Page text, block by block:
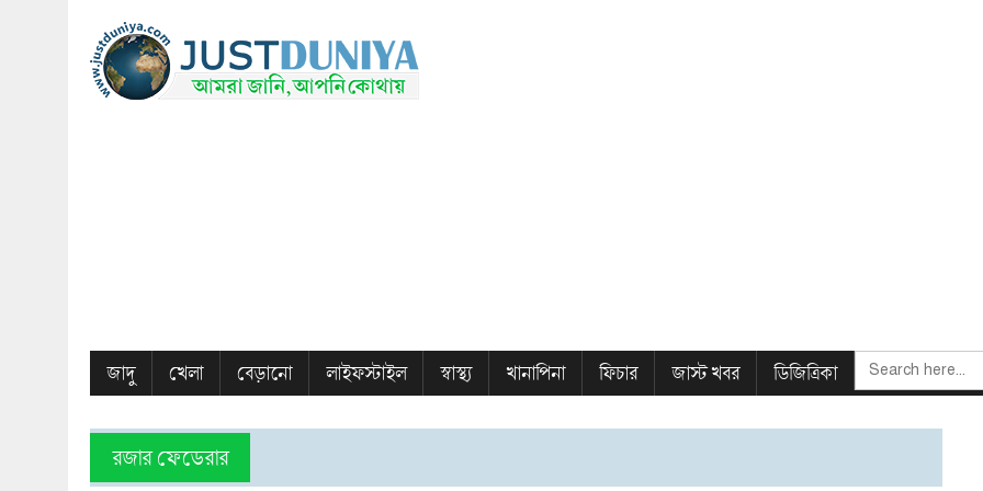
জাদু খেলা বেড়ানো লাইফস্টাইল স্বাস্থ্য খানাপিনা ফিচার জাস্ট খবর ডিজিত্রিকা
SEARCH
FOR:
রজার ফেডেরার